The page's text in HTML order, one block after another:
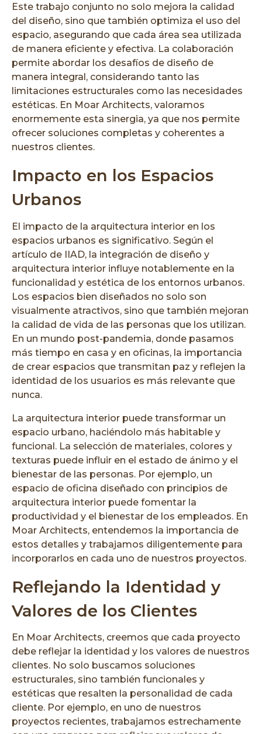
Este trabajo conjunto no solo mejora la calidad
del diseño, sino que también optimiza el uso del
espacio, asegurando que cada área sea utilizada
de manera eficiente y efectiva. La colaboración
permite abordar los desafíos de diseño de
manera integral, considerando tanto las
limitaciones estructurales como las necesidades
estéticas. En Moar Architects, valoramos
enormemente esta sinergia, ya que nos permite
ofrecer soluciones completas y coherentes a
nuestros clientes.
Impacto en los Espacios
Urbanos
El impacto de la arquitectura interior en los
espacios urbanos es significativo. Según el
artículo de IIAD, la integración de diseño y
arquitectura interior influye notablemente en la
funcionalidad y estética de los entornos urbanos.
Los espacios bien diseñados no solo son
visualmente atractivos, sino que también mejoran
la calidad de vida de las personas que los utilizan.
En un mundo post-pandemia, donde pasamos
más tiempo en casa y en oficinas, la importancia
de crear espacios que transmitan paz y reflejen la
identidad de los usuarios es más relevante que
nunca.
La arquitectura interior puede transformar un
espacio urbano, haciéndolo más habitable y
funcional. La selección de materiales, colores y
texturas puede influir en el estado de ánimo y el
bienestar de las personas. Por ejemplo, un
espacio de oficina diseñado con principios de
arquitectura interior puede fomentar la
productividad y el bienestar de los empleados. En
Moar Architects, entendemos la importancia de
estos detalles y trabajamos diligentemente para
incorporarlos en cada uno de nuestros proyectos.
Reflejando la Identidad y
Valores de los Clientes
En Moar Architects, creemos que cada proyecto
debe reflejar la identidad y los valores de nuestros
clientes. No solo buscamos soluciones
estructurales, sino también funcionales y
estéticas que resalten la personalidad de cada
cliente. Por ejemplo, en uno de nuestros
proyectos recientes, trabajamos estrechamente